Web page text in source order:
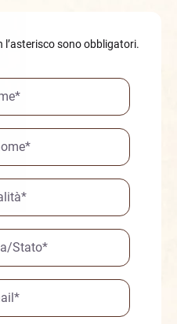
sono obbligatori.